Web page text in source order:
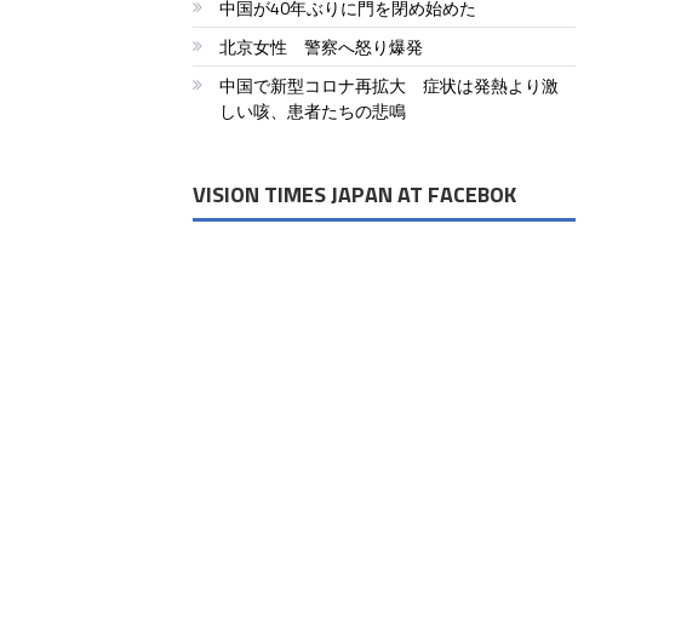
中国が40年ぶりに門を閉め始めた
北京女性 警察へ怒り爆発
中国で新型コロナ再拡大 症状は発熱より激
しい咳、患者たちの悲鳴
VISION TIMES JAPAN AT FACEBOK